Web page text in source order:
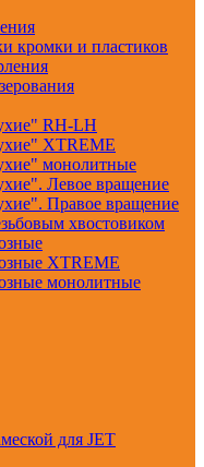
кромки и пластиков
RH-LH
XTREME
монолитные
Левое вращение
Правое вращение
хвостовиком
XTREME
монолитные
для JET